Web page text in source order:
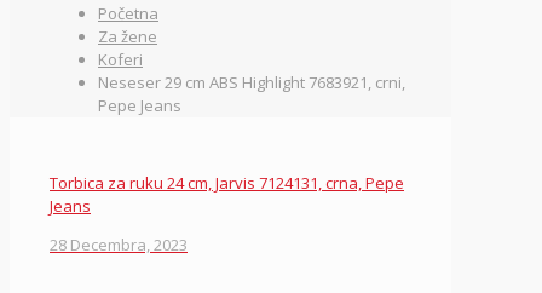
Početna
Za žene
Koferi
Neseser 29 cm ABS Highlight 7683921, crni,
Pepe Jeans
Torbica za ruku 24 cm, Jarvis 7124131, crna, Pepe
Jeans
28 Decembra, 2023